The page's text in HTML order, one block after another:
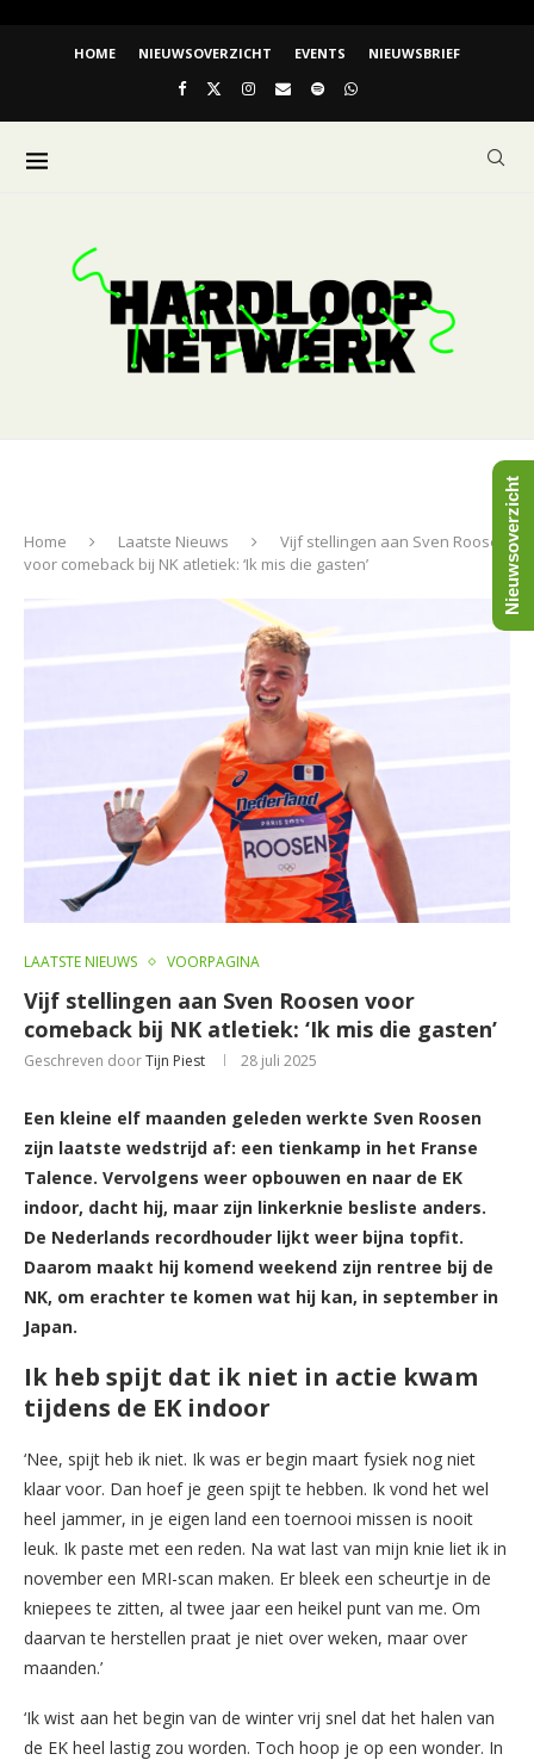
HOME NIEUWSOVERZICHT EVENTS NIEUWSBRIEF
Home Laatste Nieuws
Vijf stellingen aan Sven Roosen
voor comeback bij NK atletiek: ‘Ik mis die gasten’
LAATSTE NIEUWS VOORPAGINA
Vijf stellingen aan Sven Roosen voor
comeback bij NK atletiek: ‘Ik mis die gasten’
Geschreven doorTijn Piest 28 juli 2025
Een kleine elf maanden geleden werkte Sven Roosen
zijn laatste wedstrijd af: een tienkamp in het Franse
Talence. Vervolgens weer opbouwen en naar de EK
indoor, dacht hij, maar zijn linkerknie besliste anders.
De Nederlands recordhouder lijkt weer bijna topfit.
Daarom maakt hij komend weekend zijn rentree bij de
NK, om erachter te komen wat hij kan, in september in
Japan.
Ik heb spijt dat ik niet in actie kwam
tijdens de EK indoor
‘Nee, spijt heb ik niet. Ik was er begin maart fysiek nog niet
klaar voor. Dan hoef je geen spijt te hebben. Ik vond het wel
heel jammer, in je eigen land een toernooi missen is nooit
leuk. Ik paste met een reden. Na wat last van mijn knie liet ik in
november een MRI-scan maken. Er bleek een scheurtje in de
kniepees te zitten, al twee jaar een heikel punt van me. Om
daarvan te herstellen praat je niet over weken, maar over
maanden.’
‘Ik wist aan het begin van de winter vrij snel dat het halen van
de EK heel lastig zou worden. Toch hoop je op een wonder. In
Nieuwsoverzicht